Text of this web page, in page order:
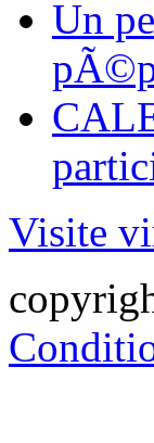
Un
Visite